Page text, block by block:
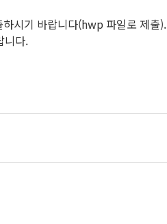
시기 바랍니다(hwp 파일로 제출).
니다.